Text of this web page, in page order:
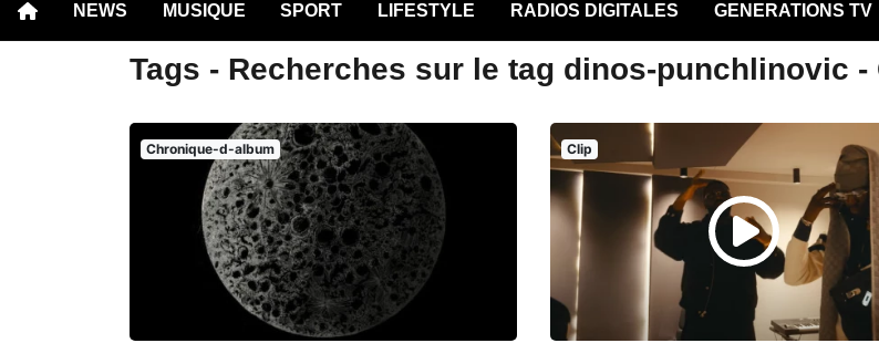
NEWS MUSIQUE SPORT LIFESTYLE RADIOS DIGITALES GENERATIONS TV
Tags - Recherches sur le tag dinos-punchlinovic -
Chronique-d-album Clip